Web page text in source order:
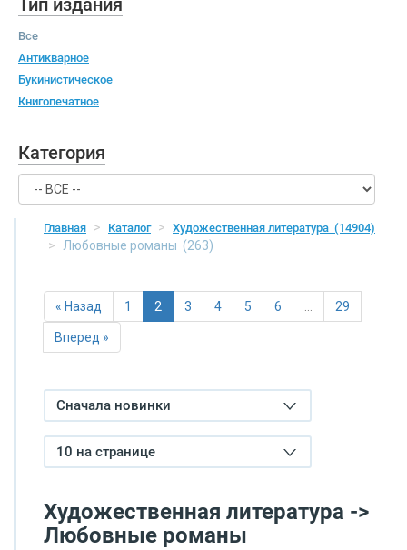
Тип издания
Все
Антикварное
Букинистическое
Книгопечатное
Категория
Главная Каталог Художественная литература (14904)
Любовные романы (263)
« Назад 1 2 3 4 5 6 … 29
Вперед »
Сначала новинки
10 на странице
Художественная литература ->
Любовные романы